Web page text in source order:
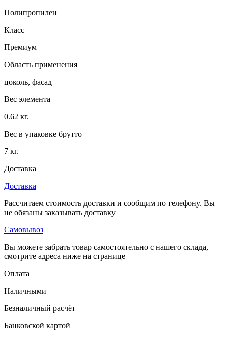
Полипропилен
Класс
Премиум
Область применения
цоколь, фасад
Вес элемента
0.62 кг.
Вес в упаковке брутто
7 кг.
Доставка
Доставка
Рассчитаем стоимость доставки и сообщим по телефону. Вы
не обязаны заказывать доставку
Самовывоз
Вы можете забрать товар самостоятельно с нашего склада,
смотрите адреса ниже на странице
Оплата
Наличными
Безналичный расчёт
Банковской картой